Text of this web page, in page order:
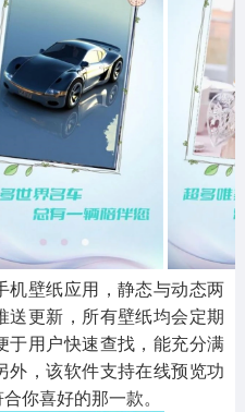
世界
用
像素游戏
700款应用
游戏
应用
3443款应用
教程
热点新闻
8款应用
机壁纸应用，静态与动态两
送更新，所有壁纸均会定期
于用户快速查找，能充分满
外，该软件支持在线预览功
你喜好的那一款。